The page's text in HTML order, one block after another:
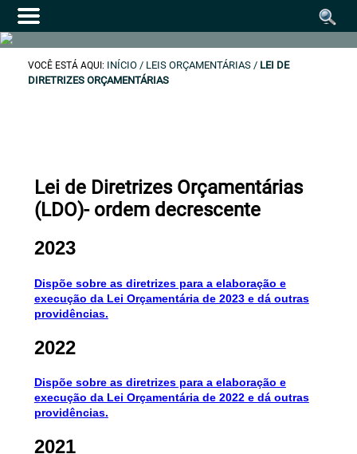
VOCÊ ESTÁ AQUI: INÍCIO / LEIS ORÇAMENTÁRIAS / LEI DE
DIRETRIZES ORÇAMENTÁRIAS
Lei de Diretrizes Orçamentárias
(LDO)- ordem decrescente
2023
Dispõe sobre as diretrizes para a elaboração e
execução da Lei Orçamentária de 2023 e dá outras
providências.
2022
Dispõe sobre as diretrizes para a elaboração e
execução da Lei Orçamentária de 2022 e dá outras
providências.
2021